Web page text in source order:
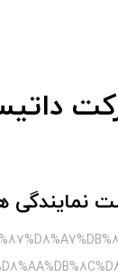
نمایندگی